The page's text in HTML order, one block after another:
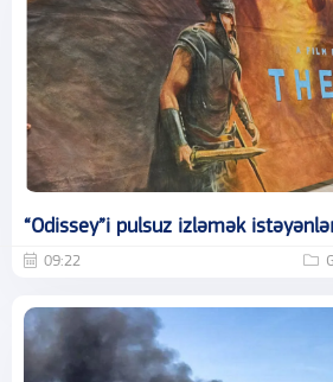
“Odissey”i pulsuz izləmək
09:22